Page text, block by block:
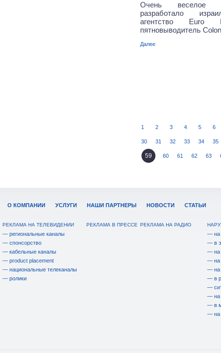
Очень веселое
разработало
агентство Euro
пятновыводитель
Далее
1 2 3 4 5 6
30 31 32 33 34 35
59 60 61 62 63
О КОМПАНИИ УСЛУГИ НАШИ ПАРТНЕРЫ НОВОСТИ СТАТЬИ
РЕКЛАМА НА ТЕЛЕВИДЕНИИ
— региональные каналы
— спонсорство
— кабельные каналы
— product placement
— национальные телеканалы
— ролики
РЕКЛАМА В ПРЕССЕ РЕКЛАМА НА РАДИО
— на
— в
— на
— на
— на
— в
—
— на
— в
— на